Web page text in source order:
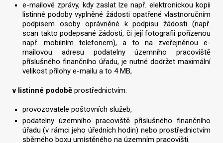
e-mailové zprávy, kdy zaslat lze např. elektronickou kopii
listinné podoby vyplněné žádosti opatřené vlastnoručním
podpisem osoby oprávněné k podpisu žádosti (např.
scan takto podepsané žádosti, či její fotografii pořízenou
např. mobilním telefonem), a to na zveřejněnou e-
mailovou adresu podatelny územního pracoviště
příslušného finančního úřadu, je nutné dodržet maximální
velikost přílohy e-mailu a to 4 MB,
v listinné podobě prostřednictvím:
provozovatele poštovních služeb,
podatelny územního pracoviště příslušného finančního
úřadu (v rámci jeho úředních hodin) nebo prostřednictvím
sběrného boxu umístěného na územním pracovišti.